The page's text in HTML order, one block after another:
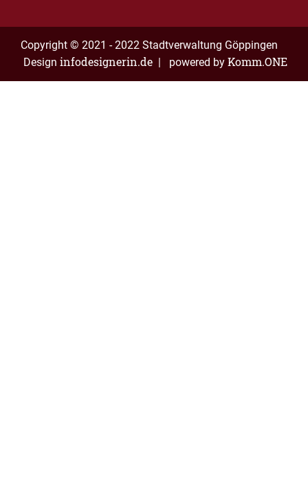
Copyright © 2021 - 2022 Stadtverwaltung Göppingen
Design infodesignerin.de | powered by Komm.ONE